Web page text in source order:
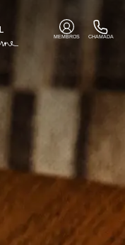
MEMBROS CHAMADA